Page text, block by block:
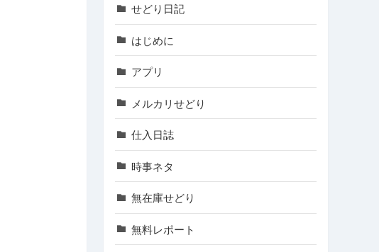
せどり日記
はじめに
アプリ
メルカリせどり
仕入日誌
時事ネタ
無在庫せどり
無料レポート